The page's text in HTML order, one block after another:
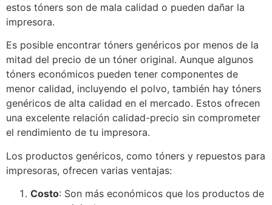
estos tóners son de mala calidad o pueden dañar la
impresora.
Es posible encontrar tóners genéricos por menos de la
mitad del precio de un tóner original. Aunque algunos
tóners económicos pueden tener componentes de
menor calidad, incluyendo el polvo, también hay tóners
genéricos de alta calidad en el mercado. Estos ofrecen
una excelente relación calidad-precio sin comprometer
el rendimiento de tu impresora.
Los productos genéricos, como tóners y repuestos para
impresoras, ofrecen varias ventajas:
Costo: Son más económicos que los productos de